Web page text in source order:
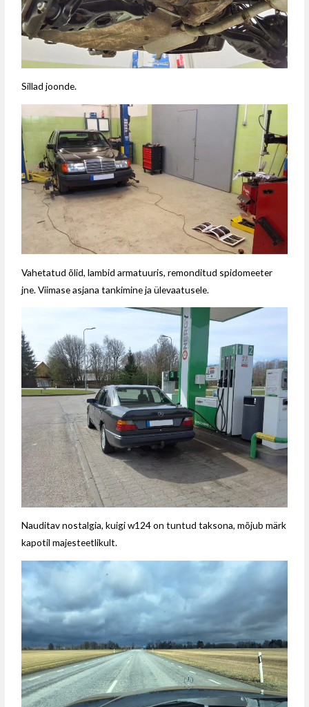
Sillad joonde.
Vahetatud õlid, lambid armatuuris, remonditud spidomeeter
jne. Viimase asjana tankimine ja ülevaatusele.
Nauditav nostalgia, kuigi w124 on tuntud taksona, mõjub märk
kapotil majesteetlikult.